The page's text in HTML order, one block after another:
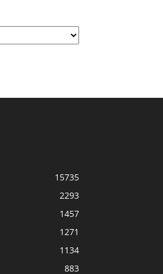
15735
2293
1457
1271
1134
883